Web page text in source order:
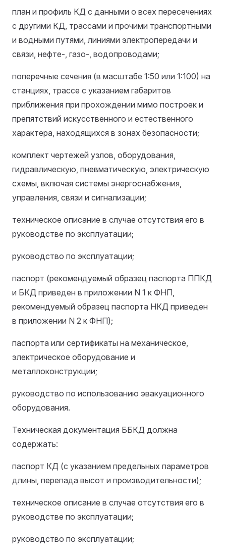
план и профиль КД с данными о всех пересечениях
с другими КД, трассами и прочими транспортными
и водными путями, линиями электропередачи и
связи, нефте-, газо-, водопроводами;
поперечные сечения (в масштабе 1:50 или 1:100) на
станциях, трассе с указанием габаритов
приближения при прохождении мимо построек и
препятствий искусственного и естественного
характера, находящихся в зонах безопасности;
комплект чертежей узлов, оборудования,
гидравлическую, пневматическую, электрическую
схемы, включая системы энергоснабжения,
управления, связи и сигнализации;
техническое описание в случае отсутствия его в
руководстве по эксплуатации;
руководство по эксплуатации;
паспорт (рекомендуемый образец паспорта ППКД
и БКД приведен в приложении N 1 к ФНП,
рекомендуемый образец паспорта НКД приведен
в приложении N 2 к ФНП);
паспорта или сертификаты на механическое,
электрическое оборудование и
металлоконструкции;
руководство по использованию эвакуационного
оборудования.
Техническая документация ББКД должна
содержать:
паспорт КД (с указанием предельных параметров
длины, перепада высот и производительности);
техническое описание в случае отсутствия его в
руководстве по эксплуатации;
руководство по эксплуатации;